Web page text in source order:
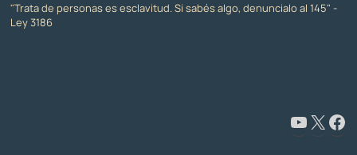
"Trata de personas es esclavitud. Si sabés algo, denuncialo al 145" -
Ley 3186
www.youtube.com/@CapacitaciónyFormaciónNeuquén X Facebook